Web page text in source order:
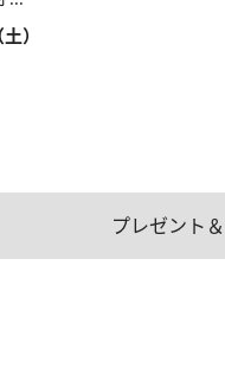
）
プレゼント